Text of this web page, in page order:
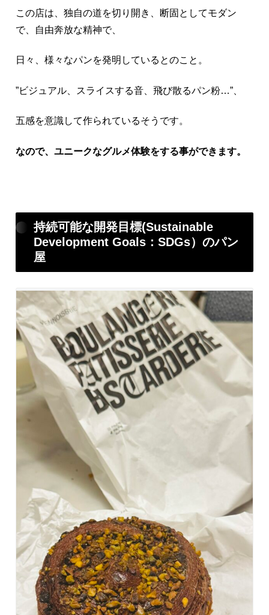
この店は、独自の道を切り開き、断固としてモダン
で、自由奔放な精神で、
日々、様々なパンを発明しているとのこと。
”ビジュアル、スライスする音、飛び散るパン粉…”、
五感を意識して作られているそうです。
なので、ユニークなグルメ体験をする事ができます。
持続可能な開発目標(Sustainable
Development Goals：SDGs）のパン
屋